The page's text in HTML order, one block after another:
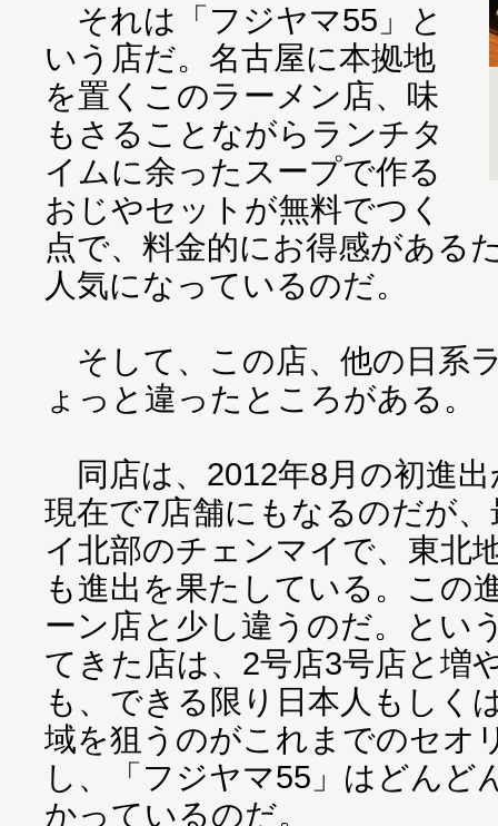
それは「フジヤマ55」と
いう店だ。名古屋に本拠地
を置くこのラーメン店、味
もさることながらランチタ
イムに余ったスープで作る
おじやセットが無料でつく
点で、料金的にお得感がある
人気になっているのだ。
そして、この店、他の日系
ょっと違ったところがある。
同店は、2012年8月の初進
現在で7店舗にもなるのだが
イ北部のチェンマイで、東北
も進出を果たしている。この
ーン店と少し違うのだ。とい
てきた店は、2号店3号店と増
も、できる限り日本人もしく
域を狙うのがこれまでのセオ
し、「フジヤマ55」はどんど
かっているのだ。